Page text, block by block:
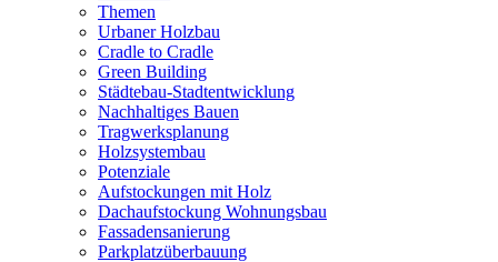
Themen
Urbaner Holzbau
Cradle to Cradle
Green Building
Städtebau-Stadtentwicklung
Nachhaltiges Bauen
Tragwerksplanung
Holzsystembau
Potenziale
Aufstockungen mit Holz
Dachaufstockung Wohnungsbau
Fassadensanierung
Parkplatzüberbauung